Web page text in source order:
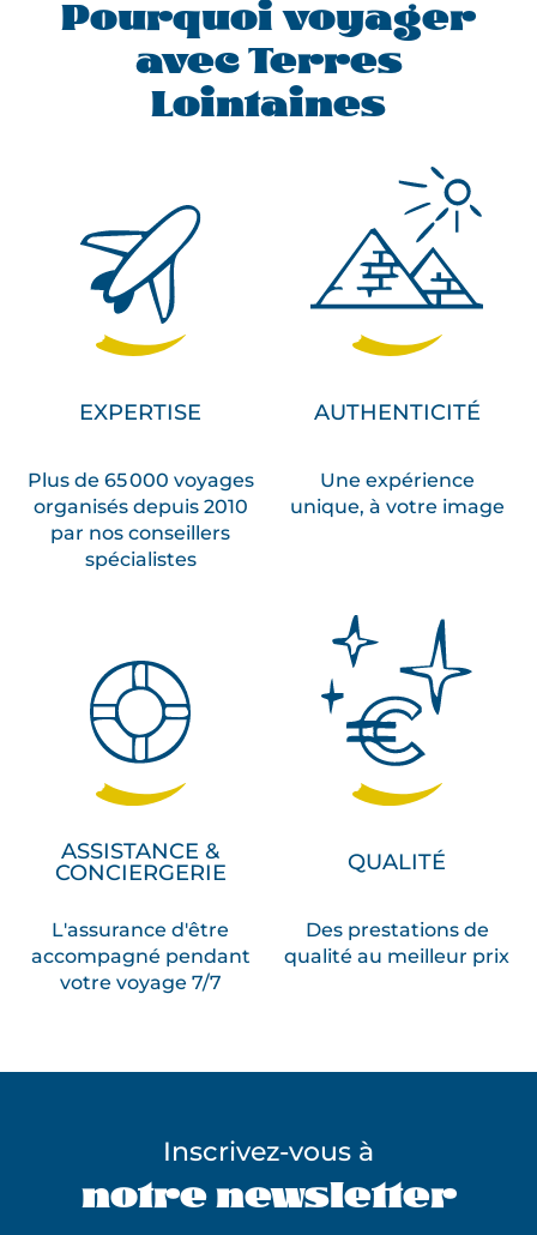
Pourquoi voyager
avec Terres
Lointaines
EXPERTISE
Plus de 65 000 voyages
organisés depuis 2010
par nos conseillers
spécialistes
AUTHENTICITÉ
Une expérience
unique, à votre image
ASSISTANCE &
CONCIERGERIE
L'assurance d'être
accompagné pendant
votre voyage 7/7
QUALITÉ
Des prestations de
qualité au meilleur prix
Inscrivez-vous à
notre newsletter